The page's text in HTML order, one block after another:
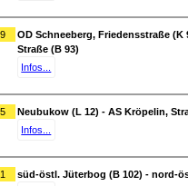
OD Schneeberg, Friedensstraße (K
Straße (B 93)
Infos...
Neubukow (L 12) - AS Kröpelin,
Infos...
süd-östl. Jüterbog (B 102) - nord-